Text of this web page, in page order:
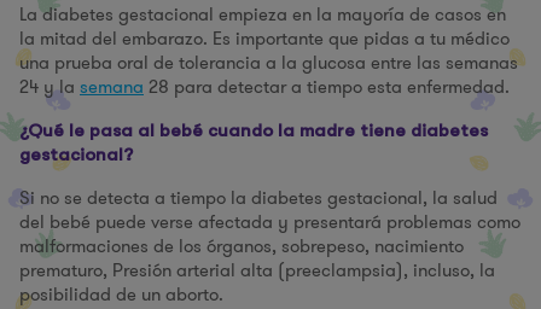
La diabetes gestacional empieza en la mayoría de casos en
la mitad del embarazo. Es importante que pidas a tu médico
una prueba oral de tolerancia a la glucosa entre las semanas
24 y la semana 28 para detectar a tiempo esta enfermedad.
¿Qué le pasa al bebé cuando la madre tiene diabetes
gestacional?
Si no se detecta a tiempo la diabetes gestacional, la salud
del bebé puede verse afectada y presentará problemas como
malformaciones de los órganos, sobrepeso, nacimiento
prematuro, Presión arterial alta (preeclampsia), incluso, la
posibilidad de un aborto.